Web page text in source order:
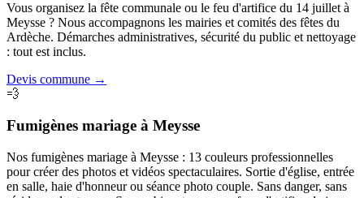
Vous organisez la fête communale ou le feu d'artifice du 14 juillet à
Meysse ? Nous accompagnons les mairies et comités des fêtes du
Ardèche. Démarches administratives, sécurité du public et nettoyage
: tout est inclus.
Devis commune →
💨
Fumigènes mariage à Meysse
Nos fumigènes mariage à Meysse : 13 couleurs professionnelles
pour créer des photos et vidéos spectaculaires. Sortie d'église, entrée
en salle, haie d'honneur ou séance photo couple. Sans danger, sans